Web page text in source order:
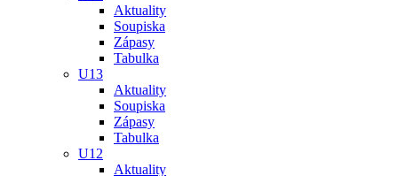
Aktuality
Soupiska
Zápasy
Tabulka
U13
Aktuality
Soupiska
Zápasy
Tabulka
U12
Aktuality